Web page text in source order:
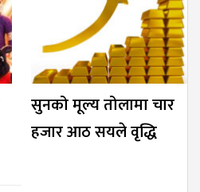
सुनको मूल्य तोलामा चार
हजार आठ सयले वृद्धि